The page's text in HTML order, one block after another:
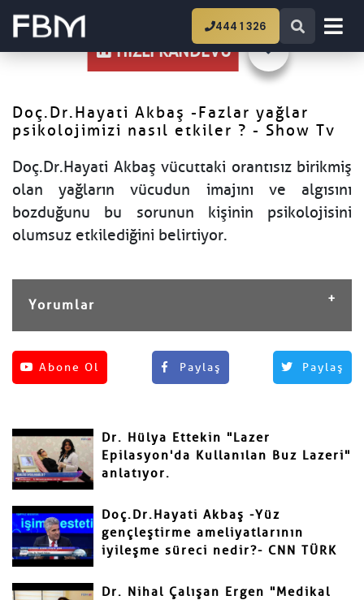
444 1 326
Doç.Dr.Hayati Akbaş -Fazlar yağlar
psikolojimizi nasıl etkiler ? - Show Tv
HIZLI RANDEVU
Doç.Dr.Hayati Akbaş -Fazlar yağlar
psikolojimizi nasıl etkiler ? - Show Tv
Doç.Dr.Hayati Akbaş vücuttaki orantısız birikmiş
olan yağların vücudun imajını ve algısını
bozduğunu bu sorunun kişinin psikolojisini
olumsuz etkilediğini belirtiyor.
Abone Ol Paylaş Paylaş
Yorumlar
Henüz yorum yapılmamış.
Adınız ve Soyadınız
Mail
Yorumunuz
Dr. Hülya Ettekin "Lazer
Epilasyon'da Kullanılan Buz Lazeri"
anlatıyor.
Doç.Dr.Hayati Akbaş -Yüz
gençleştirme ameliyatlarının
iyileşme süreci nedir?- CNN TÜRK
Dr. Nihal Çalışan Ergen "Medikal